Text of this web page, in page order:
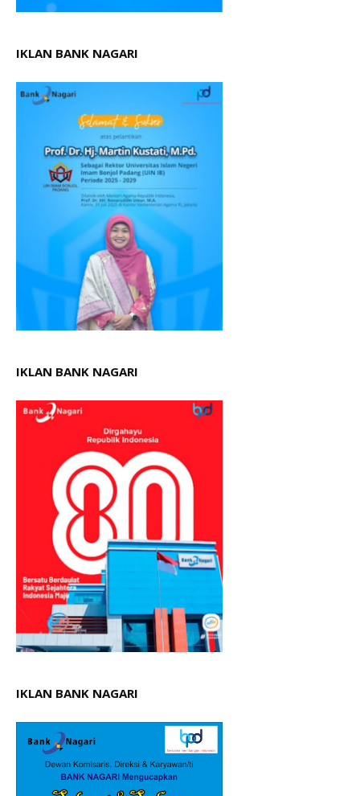
IKLAN BANK NAGARI
IKLAN BANK NAGARI
IKLAN BANK NAGARI